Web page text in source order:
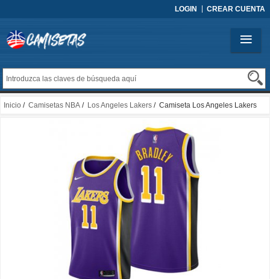
LOGIN CREAR CUENTA
Inicio / Camisetas NBA / Los Angeles Lakers / Camiseta Los Angeles Lakers